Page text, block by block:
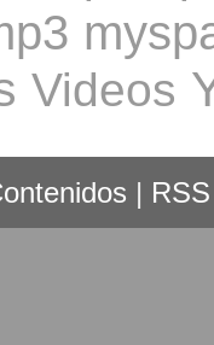
Videos
|